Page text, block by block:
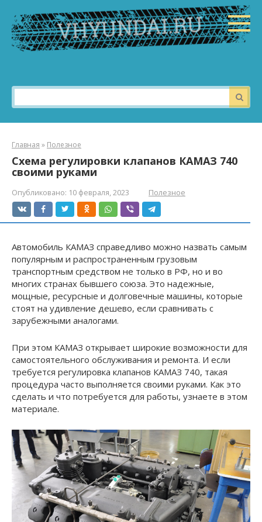
контенту
Поиск:
Главная » Полезное
Схема регулировки клапанов КАМАЗ 740
своими руками
Опубликовано: 10 февраля, 2023 Полезное
Автомобиль КАМАЗ справедливо можно назвать самым
популярным и распространенным грузовым
транспортным средством не только в РФ, но и во
многих странах бывшего союза. Это надежные,
мощные, ресурсные и долговечные машины, которые
стоят на удивление дешево, если сравнивать с
зарубежными аналогами.
При этом КАМАЗ открывает широкие возможности для
самостоятельного обслуживания и ремонта. И если
требуется регулировка клапанов КАМАЗ 740, такая
процедура часто выполняется своими руками. Как это
сделать и что потребуется для работы, узнаете в этом
материале.